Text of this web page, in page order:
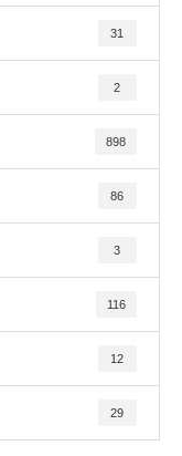
31
2
898
86
3
116
12
29